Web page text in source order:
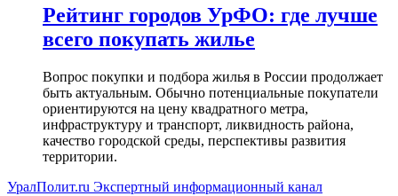
Рейтинг городов УрФО: где лучше
всего покупать жилье
Вопрос покупки и подбора жилья в России продолжает
быть актуальным. Обычно потенциальные покупатели
ориентируются на цену квадратного метра,
инфраструктуру и транспорт, ликвидность района,
качество городской среды, перспективы развития
территории.
УралПолит.ru Экспертный информационный канал